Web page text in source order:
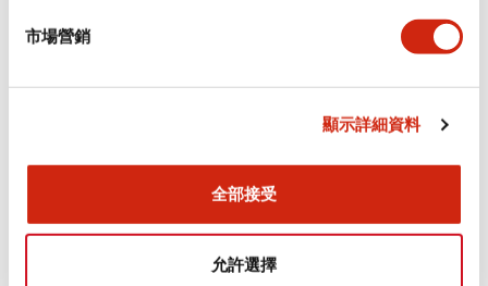
市場營銷
顯示詳細資料
全部接受
允許選擇